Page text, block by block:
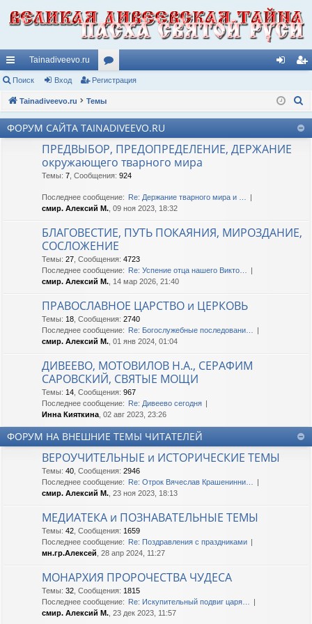
с
ы
лк
Tainadiveevo.ru
ор
ум
ы
д ис
тр
Поиск Вход Регистрация
Tainadiveevo.ru Темы
ФОРУМ САЙТА TAINADIVEEVO.RU
ПРЕДВЫБОР, ПРЕДОПРЕДЕЛЕНИЕ, ДЕРЖАНИЕ
окружающего тварного мира
Темы: 7 Сообщения: 924
Последнее сообщение: Re: Держание тварного мира и …
смир. Алексий М. , 09 ноя 2023, 18:32
БЛАГОВЕСТИЕ, ПУТЬ ПОКАЯНИЯ, МИРОЗДАНИЕ,
СОСЛОЖЕНИЕ
Темы: 27 Сообщения: 4723
Последнее сообщение: Re: Успение отца нашего Викто…
смир. Алексий М. , 14 мар 2026, 21:40
ПРАВОСЛАВНОЕ ЦАРСТВО и ЦЕРКОВЬ
Темы: 18 Сообщения: 2740
Последнее сообщение: Re: Богослужебные последовани…
смир. Алексий М. , 01 янв 2024, 01:04
ДИВЕЕВО, МОТОВИЛОВ Н.А., СЕРАФИМ
САРОВСКИЙ, СВЯТЫЕ МОЩИ
Темы: 14 Сообщения: 967
Последнее сообщение: Re: Дивеево сегодня
Инна Кияткина , 02 авг 2023, 23:26
ФОРУМ НА ВНЕШНИЕ ТЕМЫ ЧИТАТЕЛЕЙ
ВЕРОУЧИТЕЛЬНЫЕ и ИСТОРИЧЕСКИЕ ТЕМЫ
Темы: 40 Сообщения: 2946
Последнее сообщение: Re: Отрок Вячеслав Крашенинни…
смир. Алексий М. , 23 ноя 2023, 18:13
МЕДИАТЕКА и ПОЗНАВАТЕЛЬНЫЕ ТЕМЫ
Темы: 42 Сообщения: 1659
Последнее сообщение: Re: Поздравления с праздниками
мн.гр.Алексей , 28 апр 2024, 11:27
МОНАРХИЯ ПРОРОЧЕСТВА ЧУДЕСА
Темы: 32 Сообщения: 1815
Последнее сообщение: Re: Искупительный подвиг царя…
смир. Алексий М. , 23 дек 2023, 11:57